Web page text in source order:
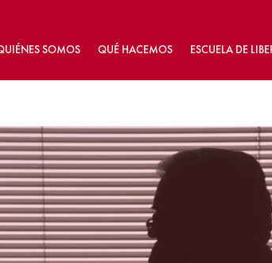
SOMOS QUÉ HACEMOS ESCUELA DE